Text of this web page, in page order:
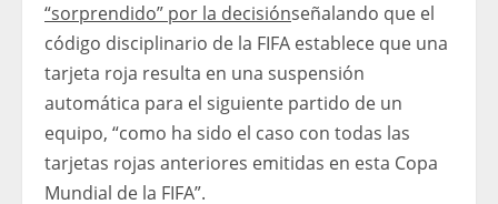
“sorprendido” por la decisiónseñalando que el
código disciplinario de la FIFA establece que una
tarjeta roja resulta en una suspensión
automática para el siguiente partido de un
equipo, “como ha sido el caso con todas las
tarjetas rojas anteriores emitidas en esta Copa
Mundial de la FIFA”.